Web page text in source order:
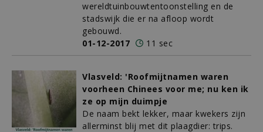
wereldtuinbouwtentoonstelling en de
stadswijk die er na afloop wordt
gebouwd.
01-12-2017
11 sec
Vlasveld: 'Roofmijtnamen waren
voorheen Chinees voor me; nu ken ik
ze op mijn duimpje
De naam bekt lekker, maar kwekers zijn
allerminst blij met dit plaagdier: trips.